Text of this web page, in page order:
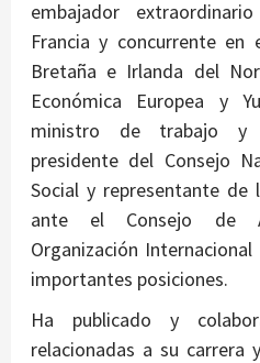
embajador
Francia y concurrente en
Bretaña e Irlanda del
Económica Europea y
ministro de trabajo y
presidente del Consejo
Social y representante de
ante el Consejo de
Organización
importantes posiciones.
Ha publicado y
relacionadas a su carrera